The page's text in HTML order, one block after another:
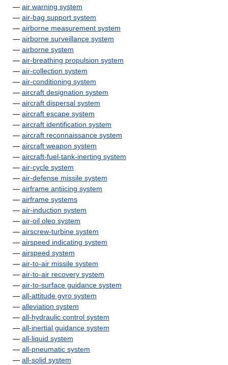
— air warning system
— air-bag support system
— airborne measurement system
— airborne surveillance system
— airborne system
— air-breathing propulsion system
— air-collection system
— air-conditioning system
— aircraft designation system
— aircraft dispersal system
— aircraft escape system
— aircraft identification system
— aircraft reconnaissance system
— aircraft weapon system
— aircraft-fuel-tank-inerting system
— air-cycle system
— air-defense missile system
— airframe antiicing system
— airframe systems
— air-induction system
— air-oil oleo system
— airscrew-turbine system
— airspeed indicating system
— airspeed system
— air-to-air missile system
— air-to-air recovery system
— air-to-surface guidance system
— all-attitude gyro system
— alleviation system
— all-hydraulic control system
— all-inertial guidance system
— all-liquid system
— all-pneumatic system
— all-solid system